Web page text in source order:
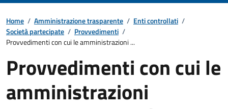
Home / Amministrazione trasparente / Enti controllati /
Società partecipate / Provvedimenti /
Provvedimenti con cui le amministrazioni ...
Provvedimenti con cui le
amministrazioni